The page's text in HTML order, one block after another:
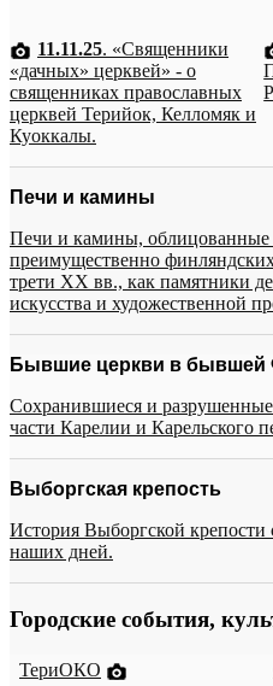
11.11.25. «Священники
«дачных» церквей» - о
священниках православных
церквей Терийок, Келломяк и
Куоккалы.
Печи и камины
Печи и камины, облицованные
преимущественно
трети XX вв., как памятники
искусства и художественной
Бывшие церкви в бывшей
Сохранившиеся и
части Карелии и Карельского
Выборгская крепость
История Выборгской
наших дней.
Городские события,
ТериОКО